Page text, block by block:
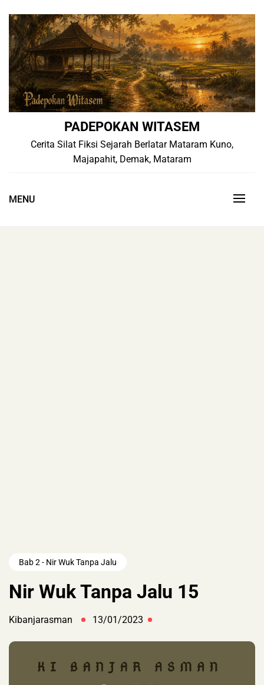
content
PADEPOKAN WITASEM
Cerita Silat Fiksi Sejarah Berlatar Mataram Kuno,
Majapahit, Demak, Mataram
MENU
Bab 2 - Nir Wuk Tanpa Jalu
Nir Wuk Tanpa Jalu 15
Kibanjarasman 13/01/2023